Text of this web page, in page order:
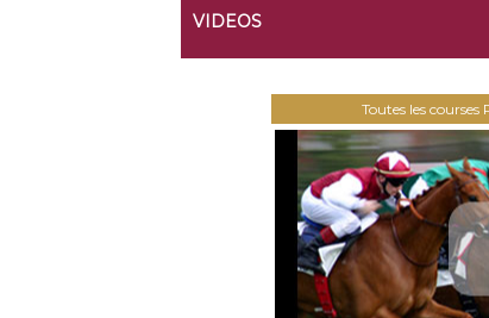
VIDEOS
Toutes les